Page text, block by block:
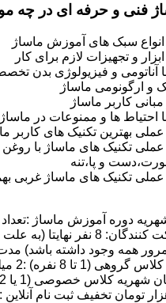
فنی و حرفه ای در چه
سبک های آموزش ماساژ
و تجهیزات لازم برای کار
آناتومی و فیزیولوژی بدن
و ارگونومی ماساژ
کاربر ماساژ
احتیاط ها و ممنوعات در ماساژ
بهترین تکنیک های کاربر
تکنیک های ماساژ با
و پا،تنه
تکنیک های ماساژ غربی
روز:تعداد شرکت کنندگان: 8 نفر
ساعت
تخفیف ثبت نام آنلاین :500 هزار تومان